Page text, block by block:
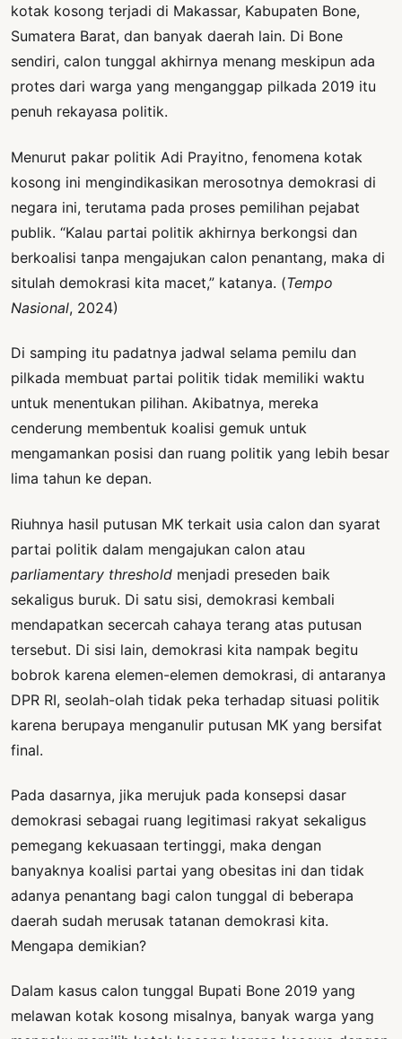
kotak kosong terjadi di Makassar, Kabupaten Bone,
Sumatera Barat, dan banyak daerah lain. Di Bone
sendiri, calon tunggal akhirnya menang meskipun ada
protes dari warga yang menganggap pilkada 2019 itu
penuh rekayasa politik.
Menurut pakar politik Adi Prayitno, fenomena kotak
kosong ini mengindikasikan merosotnya demokrasi di
negara ini, terutama pada proses pemilihan pejabat
publik. “Kalau partai politik akhirnya berkongsi dan
berkoalisi tanpa mengajukan calon penantang, maka di
situlah demokrasi kita macet,” katanya. (Tempo
Nasional, 2024)
Di samping itu padatnya jadwal selama pemilu dan
pilkada membuat partai politik tidak memiliki waktu
untuk menentukan pilihan. Akibatnya, mereka
cenderung membentuk koalisi gemuk untuk
mengamankan posisi dan ruang politik yang lebih besar
lima tahun ke depan.
Riuhnya hasil putusan MK terkait usia calon dan syarat
partai politik dalam mengajukan calon atau
parliamentary threshold menjadi preseden baik
sekaligus buruk. Di satu sisi, demokrasi kembali
mendapatkan secercah cahaya terang atas putusan
tersebut. Di sisi lain, demokrasi kita nampak begitu
bobrok karena elemen-elemen demokrasi, di antaranya
DPR RI, seolah-olah tidak peka terhadap situasi politik
karena berupaya menganulir putusan MK yang bersifat
final.
Pada dasarnya, jika merujuk pada konsepsi dasar
demokrasi sebagai ruang legitimasi rakyat sekaligus
pemegang kekuasaan tertinggi, maka dengan
banyaknya koalisi partai yang obesitas ini dan tidak
adanya penantang bagi calon tunggal di beberapa
daerah sudah merusak tatanan demokrasi kita.
Mengapa demikian?
Dalam kasus calon tunggal Bupati Bone 2019 yang
melawan kotak kosong misalnya, banyak warga yang